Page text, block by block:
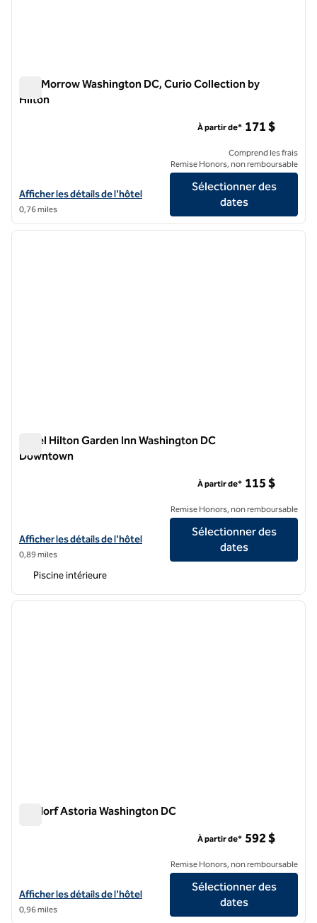
The Morrow Washington DC, Curio Collection by
Hilton
Afficher les détails de l'hôtel The Morrow Washington DC, Curio
Afficher les détails de l'hôtel
0,76 miles
À partir de* 171 $
Comprend les frais
Remise Honors, non remboursable
Sélectionner des
dates
1/12
1 sur 12
Hôtel Hilton Garden Inn Washington DC
Downtown
Afficher les détails de l'hôtel Hilton Garden Inn Washington DC
Afficher les détails de l'hôtel
0,89 miles
À partir de* 115 $
Remise Honors, non remboursable
Sélectionner des
dates
Piscine intérieure
1 sur 12
Waldorf Astoria Washington DC
Afficher les détails de l'hôtel Waldorf Astoria Washington DC
Afficher les détails de l'hôtel
0,96 miles
À partir de* 592 $
Remise Honors, non remboursable
Sélectionner des
dates
1/12